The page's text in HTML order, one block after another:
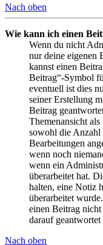
Nach oben
Wie kann ich einen
Wenn du nicht
nur deine eigenen
kannst einen
Beitrag“-Symbol
eventuell ist dies
seiner Erstellung
Beitrag
Themenansicht
sowohl die Anzahl
Bearbeitungen
wenn noch
wenn ein
überarbeitet hat.
halten, eine Notiz
überarbeitet
einen Beitrag
darauf geantwortet
Nach oben